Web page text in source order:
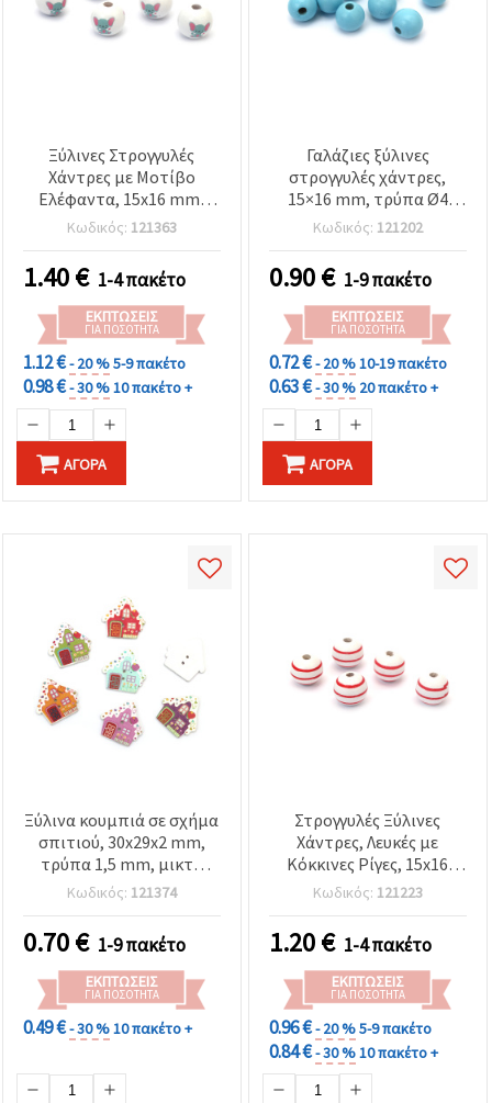
Ξύλινες Στρογγυλές
Χάντρες με Μοτίβο
Ελέφαντα, 15x16 mm,
Οπή: 4 mm, Λευκό - 10
τεμ.
Κωδικός: 121363
1.40€ 1-4 πακέτο
ΕΚΠΤΏΣΕΙΣ
ΓΙΑ ΠΟΣΌΤΗΤΑ
1.12 €- 20 %5-9 πακέτο
0.98 €- 30 %10 πακέτο +
ΑΓΟΡΆ
Γαλάζιες ξύλινες
στρογγυλές χάντρες,
15×16 mm, τρύπα Ø4
mm, για κατασκευή
κοσμημάτων,
βραχιολιών, κολιέ,
μακραμέ και
διακόσμηση, σετ 20 τεμ.
Κωδικός: 121202
0.90€ 1-9 πακέτο
ΕΚΠΤΏΣΕΙΣ
ΓΙΑ ΠΟΣΌΤΗΤΑ
0.72 €- 20 %10-19 πακέτο
0.63 €- 30 % 20 πακέτο +
ΑΓΟΡΆ
Ξύλινα κουμπιά σε σχήμα
σπιτιού, 30x29x2 mm,
τρύπα 1,5 mm, μικτά
χρώματα – 10 τεμ.
Κωδικός: 121374
0.70€ 1-9 πακέτο
ΕΚΠΤΏΣΕΙΣ
ΓΙΑ ΠΟΣΌΤΗΤΑ
0.49 €- 30 %10 πακέτο +
Στρογγυλές Ξύλινες
Χάντρες, Λευκές με
Κόκκινες Ρίγες, 15x16
mm, Οπή 4 mm - 10 τεμ.
Κωδικός: 121223
1.20€ 1-4 πακέτο
ΕΚΠΤΏΣΕΙΣ
ΓΙΑ ΠΟΣΌΤΗΤΑ
0.96 €- 20 %5-9 πακέτο
0.84 €- 30 %10 πακέτο +